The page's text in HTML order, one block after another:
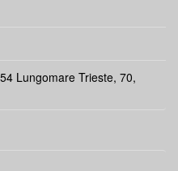
Lungomare Trieste, 70,